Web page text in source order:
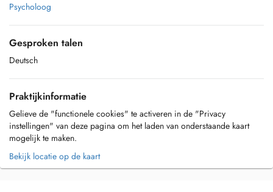
Psycholoog
Gesproken talen
Deutsch
Praktijkinformatie
Gelieve de "functionele cookies" te activeren in de "Privacy
instellingen" van deze pagina om het laden van onderstaande kaart
mogelijk te maken.
Bekijk locatie op de kaart